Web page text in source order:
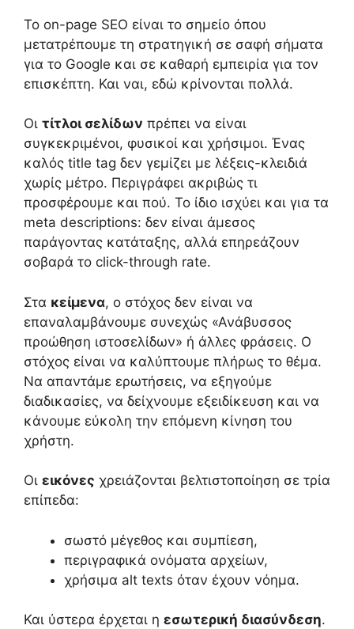
Το on-page SEO είναι το σημείο όπου
μετατρέπουμε τη στρατηγική σε σαφή σήματα
για το Google και σε καθαρή εμπειρία για τον
επισκέπτη. Και ναι, εδώ κρίνονται πολλά.
Οι τίτλοι σελίδων πρέπει να είναι
συγκεκριμένοι, φυσικοί και χρήσιμοι. Ένας
καλός title tag δεν γεμίζει με λέξεις-κλειδιά
χωρίς μέτρο. Περιγράφει ακριβώς τι
προσφέρουμε και πού. Το ίδιο ισχύει και για τα
meta descriptions: δεν είναι άμεσος
παράγοντας κατάταξης, αλλά επηρεάζουν
σοβαρά το click-through rate.
Στα κείμενα, ο στόχος δεν είναι να
επαναλαμβάνουμε συνεχώς «Ανάβυσσος
προώθηση ιστοσελίδων» ή άλλες φράσεις. Ο
στόχος είναι να καλύπτουμε πλήρως το θέμα.
Να απαντάμε ερωτήσεις, να εξηγούμε
διαδικασίες, να δείχνουμε εξειδίκευση και να
κάνουμε εύκολη την επόμενη κίνηση του
χρήστη.
Οι εικόνες χρειάζονται βελτιστοποίηση σε τρία
επίπεδα:
σωστό μέγεθος και συμπίεση,
περιγραφικά ονόματα αρχείων,
χρήσιμα alt texts όταν έχουν νόημα.
Και ύστερα έρχεται η εσωτερική διασύνδεση.